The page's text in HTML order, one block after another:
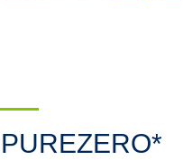
PUREZERO*